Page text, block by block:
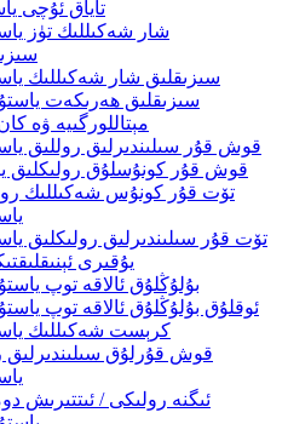
تاياق ئۇچى
شار شەكىللىك تۈز
سىزىقلىق شار شەكىللىك
سىزىقلىق ھەرىكەت
مېتاللورگىيە ۋە
قوش قۇر سىلىندىرلىق روللىق
قوش قۇر كونۇسلۇق رولىكلىق
تۆت قۇر كونۇس شەكىللىك
تۆت قۇر سىلىندىرلىق رولىكلىق
يۇقىرى
بۇلۇڭلۇق ئالاقە توپ
ئوقلۇق بۇلۇڭلۇق ئالاقە توپ
كرېست شەكىللىك
قوش قۇرلۇق سىلىندىرلىق
ئىگنە رولىكى / ئىتتىرىش